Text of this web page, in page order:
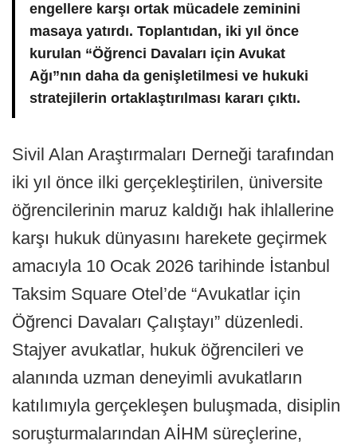
engellere karşı ortak mücadele zeminini
masaya yatırdı. Toplantıdan, iki yıl önce
kurulan “Öğrenci Davaları için Avukat
Ağı”nın daha da genişletilmesi ve hukuki
stratejilerin ortaklaştırılması kararı çıktı.
Sivil Alan Araştırmaları Derneği tarafından
iki yıl önce ilki gerçekleştirilen, üniversite
öğrencilerinin maruz kaldığı hak ihlallerine
karşı hukuk dünyasını harekete geçirmek
amacıyla 10 Ocak 2026 tarihinde İstanbul
Taksim Square Otel’de “Avukatlar için
Öğrenci Davaları Çalıştayı” düzenledi.
Stajyer avukatlar, hukuk öğrencileri ve
alanında uzman deneyimli avukatların
katılımıyla gerçekleşen buluşmada, disiplin
soruşturmalarından AİHM süreçlerine,